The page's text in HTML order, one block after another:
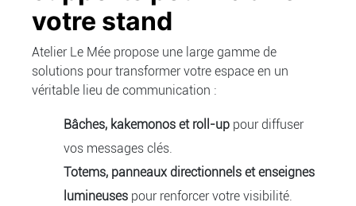
votre stand
Atelier Le Mée propose une large gamme de
solutions pour transformer votre espace en un
véritable lieu de communication :
Bâches, kakemonos et roll-up pour diffuser
vos messages clés.
Totems, panneaux directionnels et enseignes
lumineuses pour renforcer votre visibilité.